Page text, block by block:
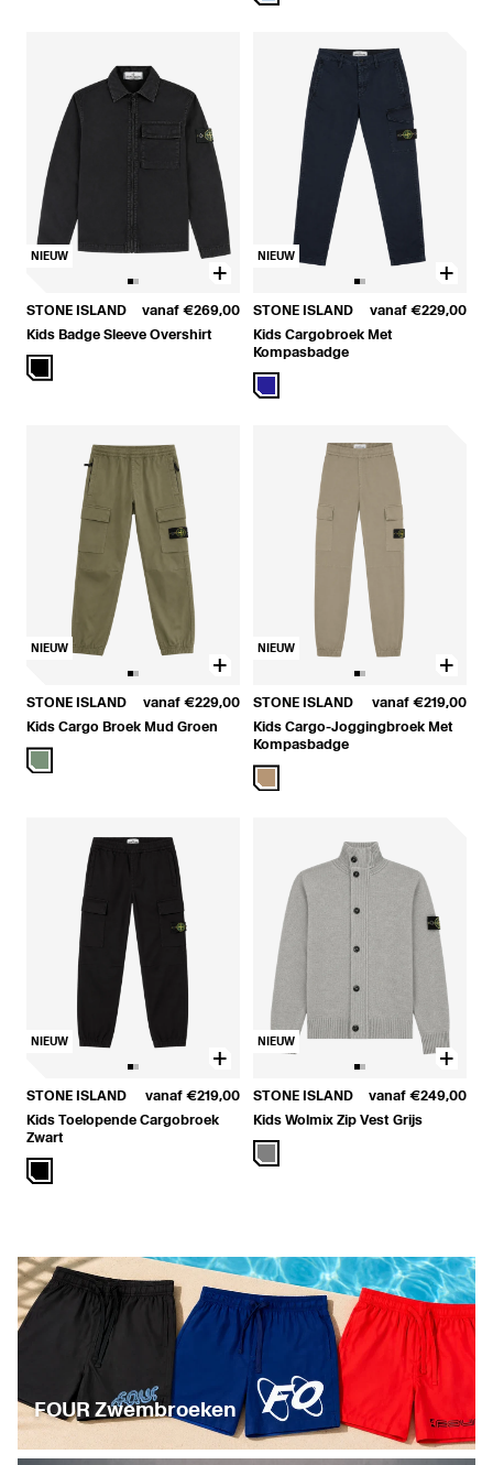
NIEUW
STONE ISLAND vanaf €269,00
Kids Badge Sleeve Overshirt
NIEUW
STONE ISLAND vanaf €229,00
Kids Cargobroek Met
Kompasbadge
NIEUW
STONE ISLAND vanaf €229,00
Kids Cargo Broek Mud Groen
NIEUW
STONE ISLAND vanaf €219,00
Kids Cargo-Joggingbroek Met
Kompasbadge
NIEUW
STONE ISLAND vanaf €219,00
Kids Toelopende Cargobroek
Zwart
NIEUW
STONE ISLAND vanaf €249,00
Kids Wolmix Zip Vest Grijs
FOUR Zwembroeken